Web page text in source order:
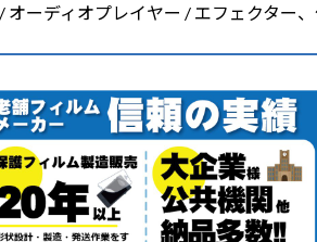
ーディオプレイヤー / エフェクター、